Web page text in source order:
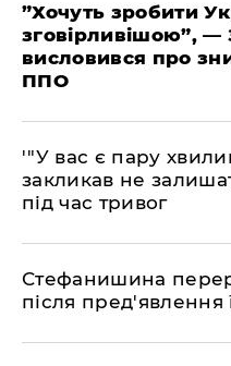
​”Хочуть зробити
зговірливішою”, —
висловився про
ППО
​'"У вас є пару
закликав не
під час тривог
​Стефанишина
після пред'явлення